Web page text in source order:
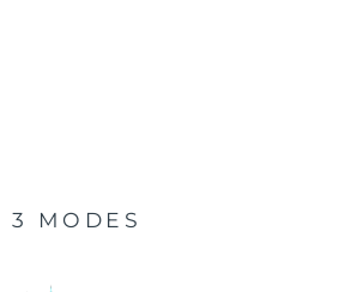
3 MODESLivraison estimée